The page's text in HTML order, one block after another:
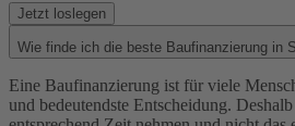
Jetzt loslegen
Wie finde ich die beste Baufinanzierung in
Eine Baufinanzierung ist für viele
und bedeutendste Entscheidung.